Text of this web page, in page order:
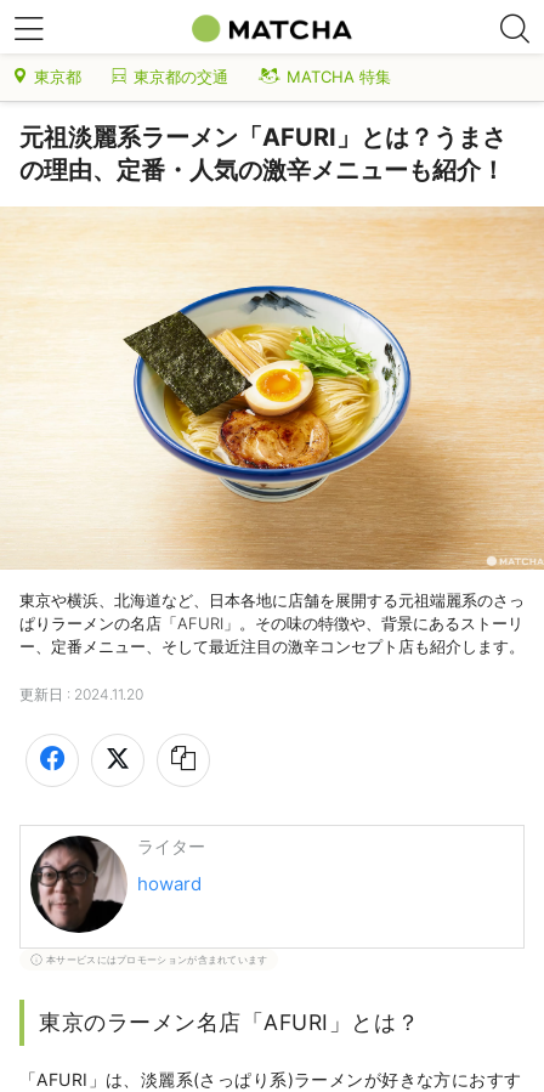
東京都 東京都の交通 MATCHA 特集
元祖淡麗系ラーメン「AFURI」とは？うまさ
の理由、定番・人気の激辛メニューも紹介！
東京や横浜、北海道など、日本各地に店舗を展開する元祖端麗系のさっ
ぱりラーメンの名店「AFURI」。その味の特徴や、背景にあるストーリ
ー、定番メニュー、そして最近注目の激辛コンセプト店も紹介します。
更新日 : 2024.11.20
ライター
howard
本サービスにはプロモーションが含まれています
東京のラーメン名店「AFURI」とは？
「AFURI」は、淡麗系(さっぱり系)ラーメンが好きな方におすす